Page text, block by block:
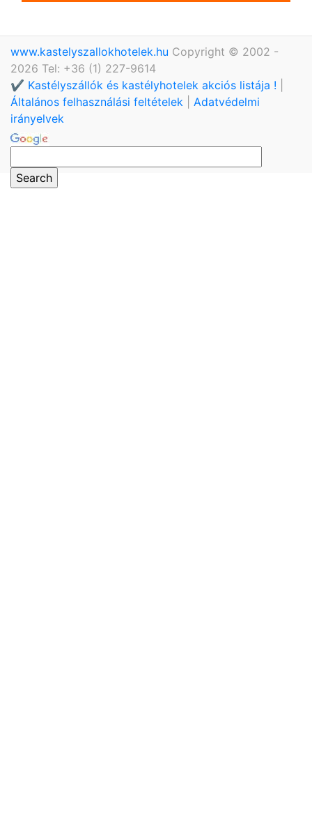
www.kastelyszallokhotelek.hu Copyright © 2002 -
2026 Tel: +36 (1) 227-9614
✔️ Kastélyszállók és kastélyhotelek akciós listája !
Általános felhasználási feltételek
Adatvédelmi
irányelvek